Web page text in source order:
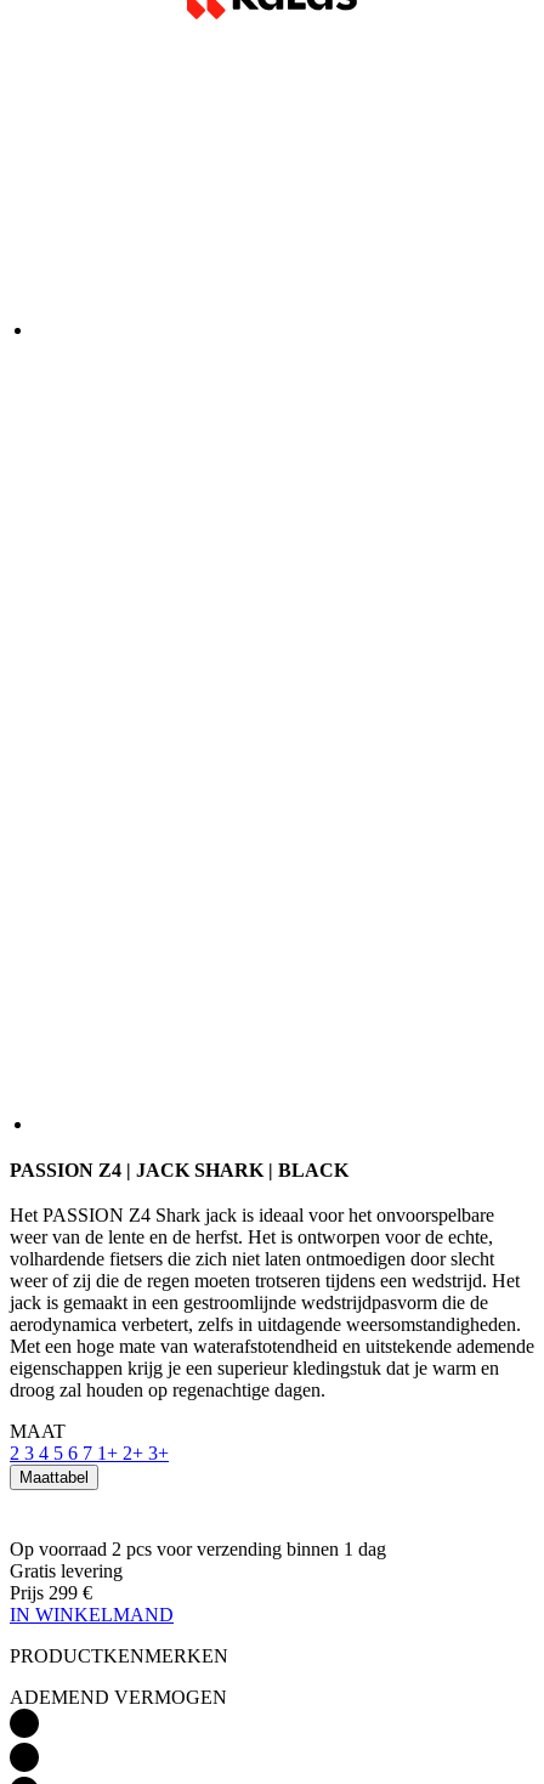
weer van de lente en de herfst. Het is ontworpen voor de echte,
weer of zij die de regen moeten trotseren tijdens een wedstrijd. Het
aerodynamica verbetert, zelfs in uitdagende weersomstandigheden.
Met een hoge mate van waterafstotendheid en uitstekende ademende
eigenschappen krijg je een superieur kledingstuk dat je warm en
droog zal houden op regenachtige dagen.
MAAT
2 3 4 5 6 7 1+ 2+ 3+
Maattabel
Op voorraad 2 pcs voor verzending binnen 1 dag
Gratis levering
Prijs299 €
PRODUCTKENMERKEN
ADEMEND VERMOGEN